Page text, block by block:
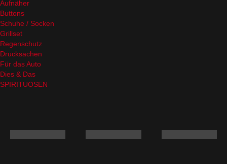
Aufnäher
Buttons
Schuhe / Socken
Grillset
Regenschutz
Drucksachen
Für das Auto
Dies & Das
SPIRITUOSEN